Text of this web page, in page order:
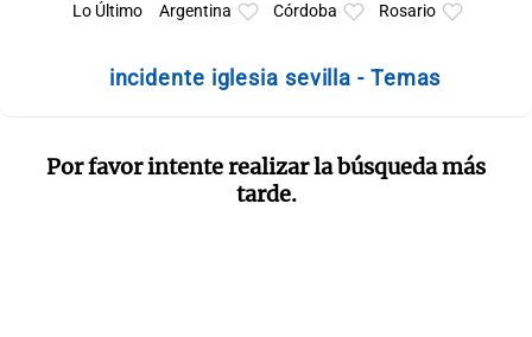
Lo Último Argentina Córdoba Rosario
incidente iglesia sevilla - Temas
Por favor intente realizar la búsqueda más
tarde.